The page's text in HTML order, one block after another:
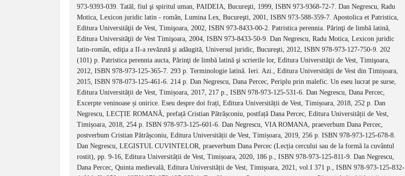
973-9393-039. Tatăl, fiul şi spiritul uman, PAIDEIA, Bucureşti, 1999, ISBN 973-9368-72-7. Dan Negrescu, Radu
Motica, Lexicon juridic latin - român, Lumina Lex, Bucureşti, 2001, ISBN 973-588-359-7. Apostolica et Patristica,
Editura Universităţii de Vest, Timişoara, 2002, ISBN 973-8433-00-2. Patristica perennia. Părinţi de limbă latină,
Editura Universităţii de Vest Timişoara, 2004, ISBN 973-8433-50-9. Dan Negrescu, Radu Motica, Lexicon juridic
latin-român, ediţia a II-a revăzută şi adăugită, Universul juridic, Bucureşti, 2012, ISBN 978-973-127-750-9. 202
(101) p. Patristica perennia aucta, Părinţi de limbă latină şi scrierile lor, Editura Universităţii de Vest, Timişoara,
2012, ISBN 978-973-125-365-7. 293 p. Terminologie latină. Ieri. Azi., Editura Universității de Vest din Timișoara,
2015, ISBN 978-073-125-461-6. 214 p. Dan Negrescu, Dana Percec, Periplu prin malefic. Un eseu lucrat pe surse,
Editura Universității de Vest, Timișoara, 2017, 217 p., ISBN 978-973-125-531-6. Dan Negrescu, Dana Percec,
Excerpte veninoase și onirice. Eseu despre doi frați, Editura Universității de Vest, Timișoara, 2018, 252 p. Dan
Negrescu, LECȚIE ROMANĂ, prefață Cristian Pătrășconiu, postfață Dana Percec, Editura Universității de Vest,
Timișoara, 2018, 254 p. ISBN 978-973-125-601-6. Dan Negrescu, VIA ROMANA, praeverbum Dana Percec,
postverbum Cristian Pătrășconiu, Editura Universității de Vest, Timișoara, 2019, 256 p. ISBN 978-973-125-678-8.
Dan Negrescu, LEGISTUL CUVINTELOR, praeverbum Dana Percec (Lecția cercului sau de la formă la cuvântul
rostit), pp. 9-16, Editura Universității de Vest, Timișoara, 2020, 186 p., ISBN 978-973-125-811-9. Dan Negrescu,
Dana Percec, Quinta medievală, Editura Universității de Vest, Timișoara, 2021, vol.I 371 p., ISBN 978-973-125-832-